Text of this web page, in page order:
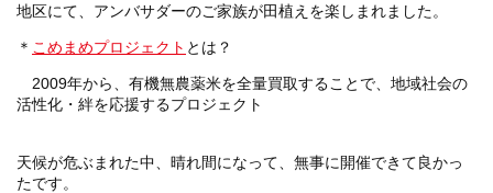
地区にて、アンバサダーのご家族が田植えを楽しまれました。
＊ こめまめプロジェクト とは？
2009年から、有機無農薬米を全量買取することで、地域社会の
活性化・絆を応援するプロジェクト
天候が危ぶまれた中、晴れ間になって、無事に開催できて良かっ
たです。